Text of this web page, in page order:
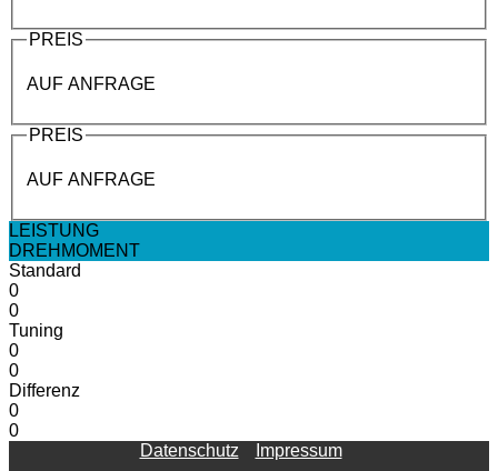
PREIS
AUF ANFRAGE
PREIS
AUF ANFRAGE
LEISTUNG
DREHMOMENT
Standard
0
0
Tuning
0
0
Differenz
0
0
Datenschutz
Impressum